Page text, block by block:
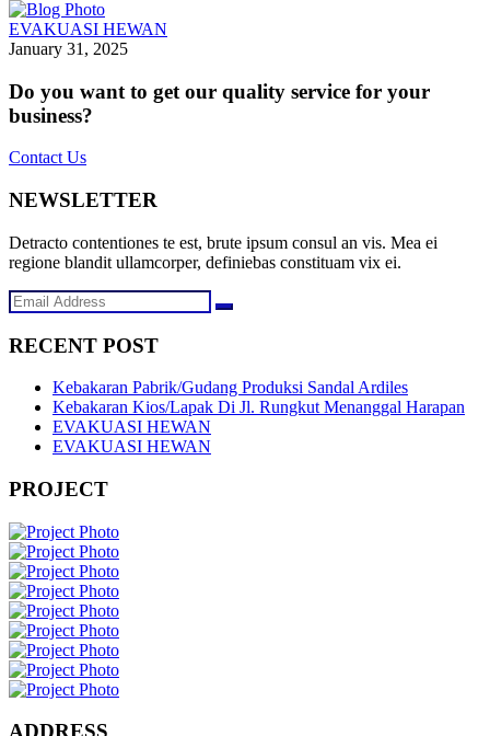
EVAKUASI HEWAN
January 31, 2025
Do you want to get our quality service for your
business?
Contact Us
NEWSLETTER
Detracto contentiones te est, brute ipsum consul an vis. Mea ei
regione blandit ullamcorper, definiebas constituam vix ei.
RECENT POST
Kebakaran Pabrik/Gudang Produksi Sandal Ardiles
Kebakaran Kios/Lapak Di Jl. Rungkut Menanggal Harapan
EVAKUASI HEWAN
EVAKUASI HEWAN
PROJECT